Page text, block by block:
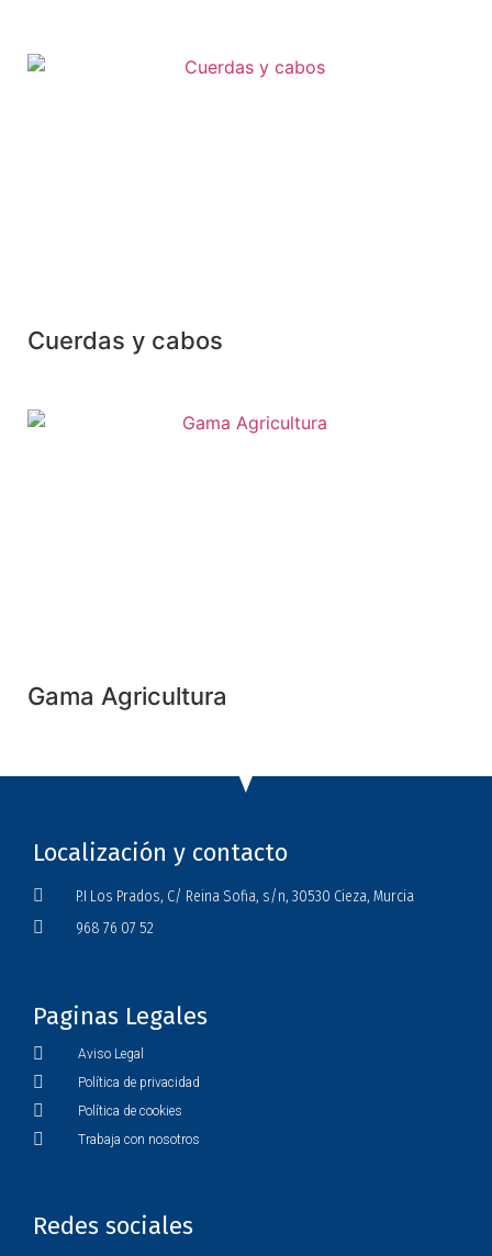
Cuerdas y cabos
Gama Agricultura
Localización y contacto
P.I Los Prados, C/ Reina Sofia, s/n, 30530 Cieza, Murcia
968 76 07 52
Paginas Legales
Aviso Legal
Política de privacidad
Política de cookies
Trabaja con nosotros
Redes sociales